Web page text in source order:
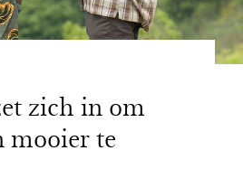
zich in om
mooier te